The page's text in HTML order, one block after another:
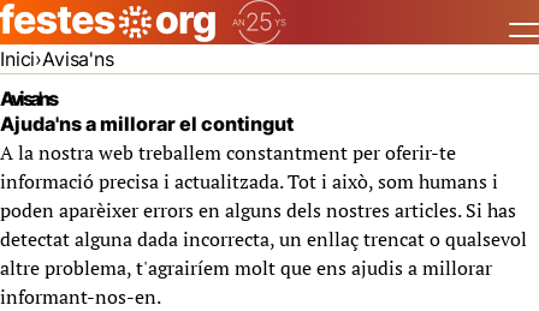
Inici Avisa'ns
Avisa'ns
Ajuda'ns a millorar el contingut
A la nostra web treballem constantment per oferir-te
informació precisa i actualitzada. Tot i això, som humans i
poden aparèixer errors en alguns dels nostres articles. Si has
detectat alguna dada incorrecta, un enllaç trencat o qualsevol
altre problema, t'agrairíem molt que ens ajudis a millorar
informant-nos-en.